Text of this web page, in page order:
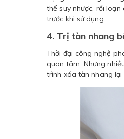
thể suy nhược, rối
trước khi sử dụng.
4. Trị tàn nhang
Thời đại công nghệ
quan tâm. Nhưng
trình xóa tàn nhang lại